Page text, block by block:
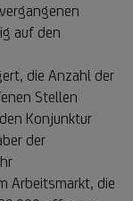
auf den
die Anzahl der
Stellen
Konjunktur
der
Arbeitsmarkt, die